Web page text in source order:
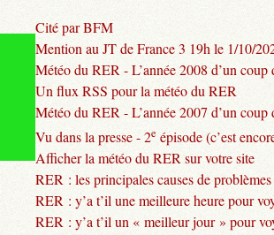
Cité par BFM
Mention au JT de France 3 19h le 1/10/
Météo du RER - L’année 2008 d’un coup
Un flux RSS pour la météo du RER
Météo du RER - L’année 2007 d’un coup
Vu dans la presse - 2e épisode (c’est
Afficher la météo du RER sur votre site
RER : les principales causes de problèmes
RER : y’a t’il une meilleure heure pour
RER : y’a t’il un « meilleur jour » pour